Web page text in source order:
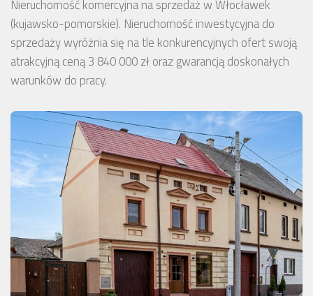
Nieruchomość komercyjna na sprzedaż w Włocławek
(kujawsko-pomorskie). Nieruchomość inwestycyjna do
sprzedaży wyróżnia się na tle konkurencyjnych ofert swoją
atrakcyjną ceną 3 840 000 zł oraz gwarancją doskonałych
warunków do pracy.